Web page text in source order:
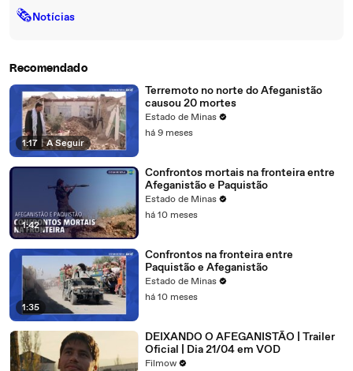
🗞Notícias
Recomendado
1:17 | A Seguir
Terremoto no norte do Afeganistão
causou 20 mortes
Estado de Minas
há 9 meses
1:42
Confrontos mortais na fronteira entre
Afeganistão e Paquistão
Estado de Minas
há 10 meses
1:35
Confrontos na fronteira entre
Paquistão e Afeganistão
Estado de Minas
há 10 meses
DEIXANDO O AFEGANISTÃO | Trailer
Oficial | Dia 21/04 em VOD
Filmow